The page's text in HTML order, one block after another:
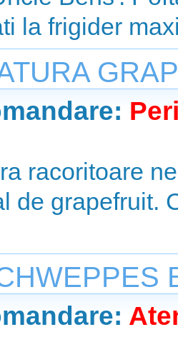
la frigider
racoritoare
de grapefruit.